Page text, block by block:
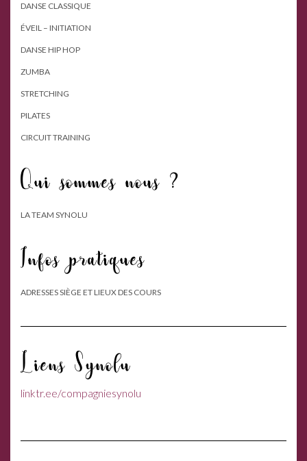
DANSE CLASSIQUE
ÉVEIL – INITIATION
DANSE HIP HOP
ZUMBA
STRETCHING
PILATES
CIRCUIT TRAINING
Qui sommes nous ?
LA TEAM SYNOLU
Infos pratiques
ADRESSES SIÈGE ET LIEUX DES COURS
Liens Synolu
linktr.ee/compagniesynolu